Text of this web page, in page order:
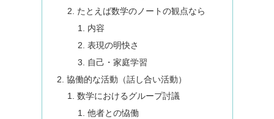
たとえば数学のノートの観点なら
内容
表現の明快さ
自己・家庭学習
協働的な活動（話し合い活動）
数学におけるグループ討議
他者との恊働